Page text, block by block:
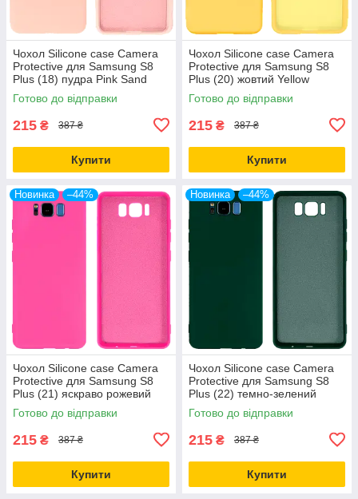
Чохол Silicone case Camera
Protective для Samsung S8
Plus (18) пудра Pink Sand
Готово до відправки
215 ₴ 387 ₴
Купити
Чохол Silicone case Camera
Protective для Samsung S8
Plus (20) жовтий Yellow
Готово до відправки
215 ₴ 387 ₴
Купити
Новинка –44%
Чохол Silicone case Camera
Protective для Samsung S8
Plus (21) яскраво рожевий
Shiny Pink
Готово до відправки
215 ₴ 387 ₴
Купити
Новинка –44%
Чохол Silicone case Camera
Protective для Samsung S8
Plus (22) темно-зелений
Forest Green
Готово до відправки
215 ₴ 387 ₴
Купити